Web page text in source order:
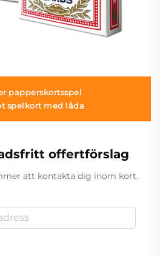
papperskortsspel
spelkort med låda
offertförslag
att kontakta dig inom kort.